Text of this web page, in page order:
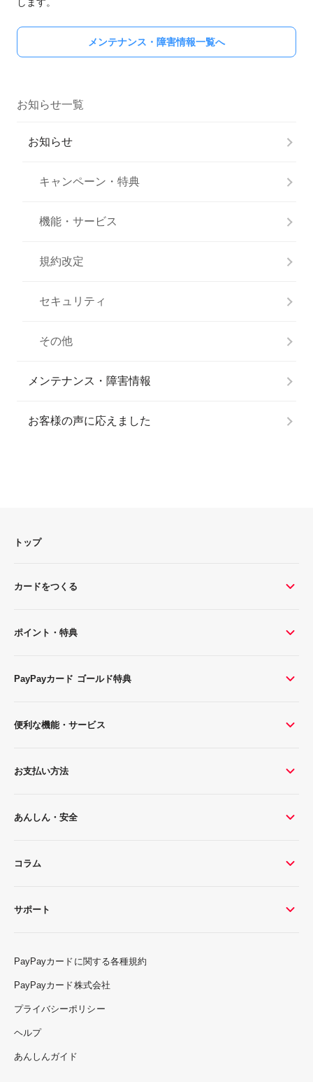
メンテナンス・障害情報一覧へ
お知らせ一覧
お知らせ
キャンペーン・特典
機能・サービス
規約改定
セキュリティ
その他
メンテナンス・障害情報
お客様の声に応えました
トップ
カードをつくる
ポイント・特典
PayPayカード ゴールド特典
便利な機能・サービス
お支払い方法
あんしん・安全
コラム
サポート
PayPayカードに関する各種規約
PayPayカード株式会社
プライバシーポリシー
ヘルプ
あんしんガイド